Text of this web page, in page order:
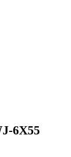
6X55